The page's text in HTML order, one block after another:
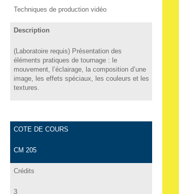
Techniques de production vidéo
Description
(Laboratoire requis) Présentation des
éléments pratiques de tournage : le
mouvement, l’éclairage, la composition d’une
image, les effets spéciaux, les couleurs et les
textures.
COTE DE COURS
CM 205
Crédits
3